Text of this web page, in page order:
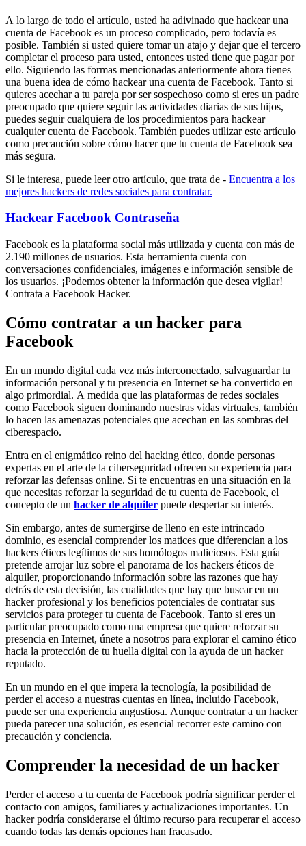
A lo largo de todo el artículo, usted ha adivinado que hackear una
cuenta de Facebook es un proceso complicado, pero todavía es
posible. También si usted quiere tomar un atajo y dejar que el tercero
completar el proceso para usted, entonces usted tiene que pagar por
ello. Siguiendo las formas mencionadas anteriormente ahora tienes
una buena idea de cómo hackear una cuenta de Facebook. Tanto si
quieres acechar a tu pareja por ser sospechoso como si eres un padre
preocupado que quiere seguir las actividades diarias de sus hijos,
puedes seguir cualquiera de los procedimientos para hackear
cualquier cuenta de Facebook. También puedes utilizar este artículo
como precaución sobre cómo hacer que tu cuenta de Facebook sea
más segura.
Si le interesa, puede leer otro artículo, que trata de - Encuentra a los
mejores hackers de redes sociales para contratar.
Hackear Facebook Contraseña
Facebook es la plataforma social más utilizada y cuenta con más de
2.190 millones de usuarios. Esta herramienta cuenta con
conversaciones confidenciales, imágenes e información sensible de
los usuarios. ¡Podemos obtener la información que desea vigilar!
Contrata a Facebook Hacker.
Cómo contratar a un hacker para
Facebook
En un mundo digital cada vez más interconectado, salvaguardar tu
información personal y tu presencia en Internet se ha convertido en
algo primordial. A medida que las plataformas de redes sociales
como Facebook siguen dominando nuestras vidas virtuales, también
lo hacen las amenazas potenciales que acechan en las sombras del
ciberespacio.
Entra en el enigmático reino del hacking ético, donde personas
expertas en el arte de la ciberseguridad ofrecen su experiencia para
reforzar las defensas online. Si te encuentras en una situación en la
que necesitas reforzar la seguridad de tu cuenta de Facebook, el
concepto de un hacker de alquiler puede despertar su interés.
Sin embargo, antes de sumergirse de lleno en este intrincado
dominio, es esencial comprender los matices que diferencian a los
hackers éticos legítimos de sus homólogos maliciosos. Esta guía
pretende arrojar luz sobre el panorama de los hackers éticos de
alquiler, proporcionando información sobre las razones que hay
detrás de esta decisión, las cualidades que hay que buscar en un
hacker profesional y los beneficios potenciales de contratar sus
servicios para proteger tu cuenta de Facebook. Tanto si eres un
particular preocupado como una empresa que quiere reforzar su
presencia en Internet, únete a nosotros para explorar el camino ético
hacia la protección de tu huella digital con la ayuda de un hacker
reputado.
En un mundo en el que impera la tecnología, la posibilidad de
perder el acceso a nuestras cuentas en línea, incluido Facebook,
puede ser una experiencia angustiosa. Aunque contratar a un hacker
pueda parecer una solución, es esencial recorrer este camino con
precaución y conciencia.
Comprender la necesidad de un hacker
Perder el acceso a tu cuenta de Facebook podría significar perder el
contacto con amigos, familiares y actualizaciones importantes. Un
hacker podría considerarse el último recurso para recuperar el acceso
cuando todas las demás opciones han fracasado.